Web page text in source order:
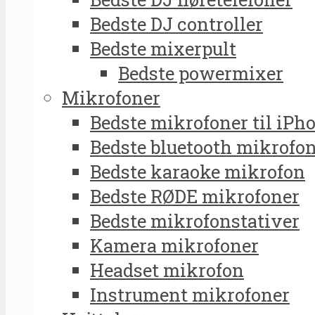
Bedste DJ controller
Bedste mixerpult
Bedste powermixer
Mikrofoner
Bedste mikrofoner til
Bedste bluetooth
Bedste karaoke mikrofon
Bedste RØDE mikrofoner
Bedste mikrofonstativer
Kamera mikrofoner
Headset mikrofon
Instrument mikrofoner